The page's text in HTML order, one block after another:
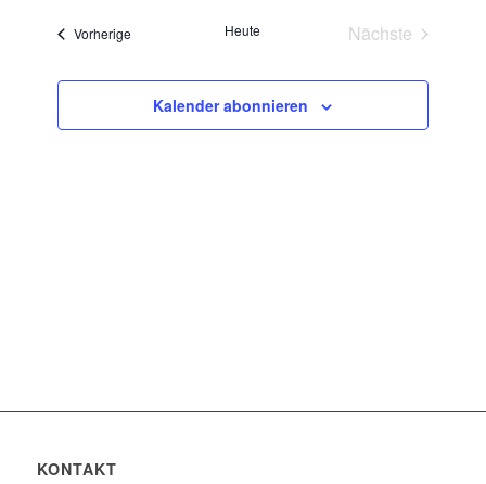
und
Vorherige VeranstaltungenHeute
Nächste
Kalender abonnieren
KONTAKT